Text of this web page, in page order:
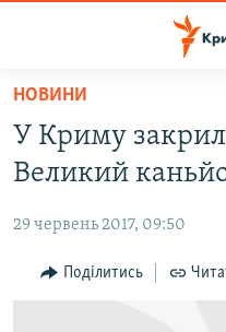
Перейти
основного
матеріалу
до
навігації
Перейти
ВОДА.КРИМ
ПОЛІТИКА
БЛОГИ
НОВИНИ
У Криму
Великий
29 червень 2017, 09:50
Поділитись